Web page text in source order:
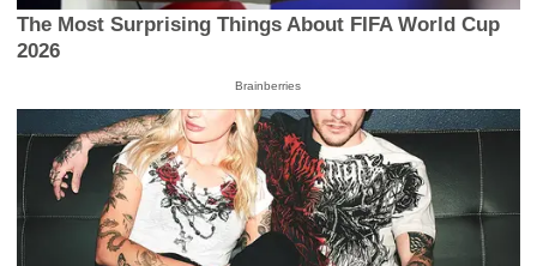
The Most Surprising Things About FIFA World Cup
2026
Brainberries